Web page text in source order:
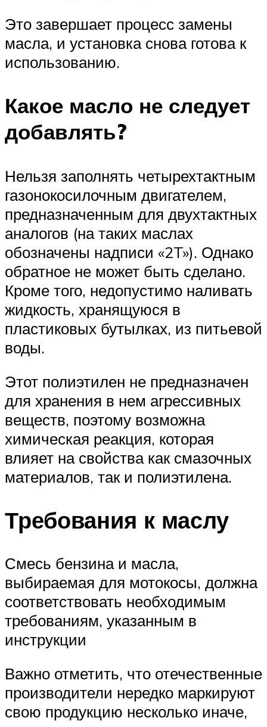
Это завершает процесс замены
масла, и установка снова готова к
использованию.
Какое масло не следует
добавлять?
Нельзя заполнять четырехтактным
газонокосилочным двигателем,
предназначенным для двухтактных
аналогов (на таких маслах
обозначены надписи «2T»). Однако
обратное не может быть сделано.
Кроме того, недопустимо наливать
жидкость, хранящуюся в
пластиковых бутылках, из питьевой
воды.
Этот полиэтилен не предназначен
для хранения в нем агрессивных
веществ, поэтому возможна
химическая реакция, которая
влияет на свойства как смазочных
материалов, так и полиэтилена.
Требования к маслу
Смесь бензина и масла,
выбираемая для мотокосы, должна
соответствовать необходимым
требованиям, указанным в
инструкции
Важно отметить, что отечественные
производители нередко маркируют
свою продукцию несколько иначе,